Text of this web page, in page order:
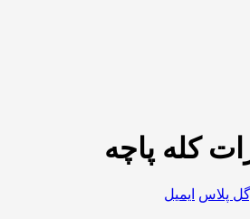
کله پاچه
پلاس ایمیل